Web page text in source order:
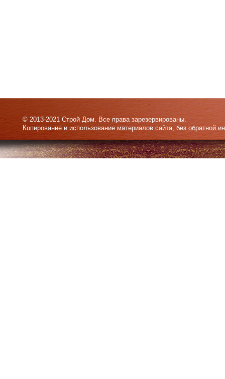
© 2013-2021 Строй Дом. Все права зарезервированы.
Копирование и использование материалов сайта, без обратной